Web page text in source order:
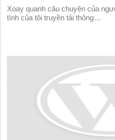
Xoay quanh câu chuyện của
tình của tôi truyền tải thông…